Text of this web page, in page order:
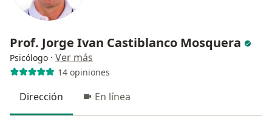
Prof. Jorge Ivan Castiblanco Mosquera
Psicólogo · Ver más
14 opiniones
Dirección En línea